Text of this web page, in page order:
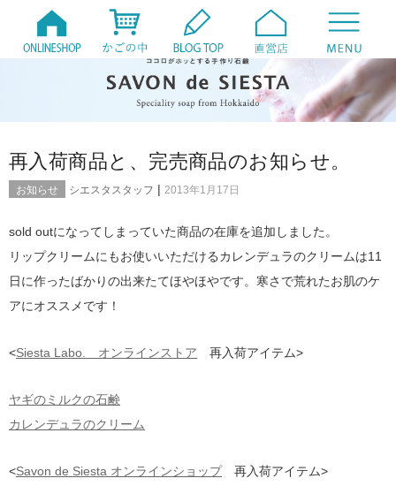
再入荷商品と、完売商品のお知らせ。
お知らせ シエスタスタッフ | 2013年1月17日
sold outになってしまっていた商品の在庫を追加しました。
リップクリームにもお使いいただけるカレンデュラのクリームは11
日に作ったばかりの出来たてほやほやです。寒さで荒れたお肌のケ
アにオススメです！
<Siesta Labo. オンラインストア 再入荷アイテム>
ヤギのミルクの石鹸
カレンデュラのクリーム
<Savon de Siesta オンラインショップ再入荷アイテム>